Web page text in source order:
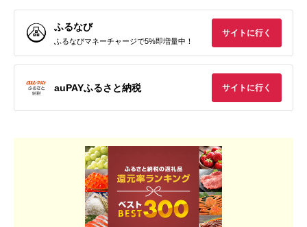
ふるなび
ふるなびマネーチャージで5%即増量中！
サイトに行く
auPAYふるさと納税 サイトに行く